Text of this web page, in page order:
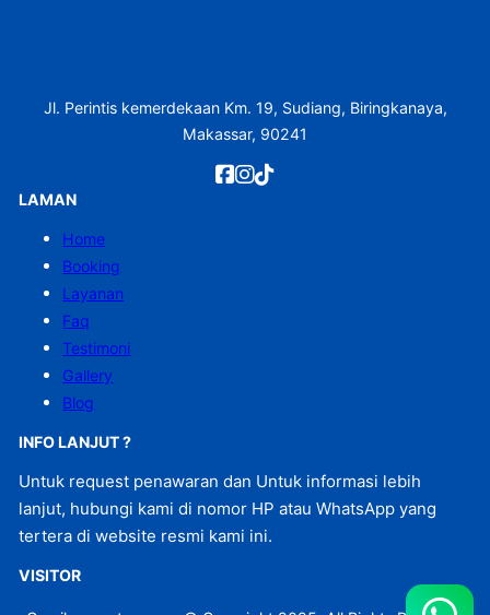
Jl. Perintis kemerdekaan Km. 19, Sudiang, Biringkanaya,
Makassar, 90241
LAMAN
Home
Booking
Layanan
Faq
Testimoni
Gallery
Blog
INFO LANJUT ?
Untuk request penawaran dan Untuk informasi lebih
lanjut, hubungi kami di nomor HP atau WhatsApp yang
tertera di website resmi kami ini.
VISITOR